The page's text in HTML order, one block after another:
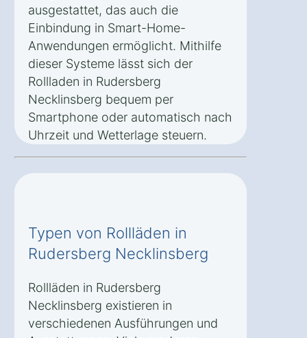
ausgestattet, das auch die
Einbindung in Smart-Home-
Anwendungen ermöglicht. Mithilfe
dieser Systeme lässt sich der
Rollladen in Rudersberg
Necklinsberg bequem per
Smartphone oder automatisch nach
Uhrzeit und Wetterlage steuern.
Typen von Rollläden in
Rudersberg Necklinsberg
Rollläden in Rudersberg
Necklinsberg existieren in
verschiedenen Ausführungen und